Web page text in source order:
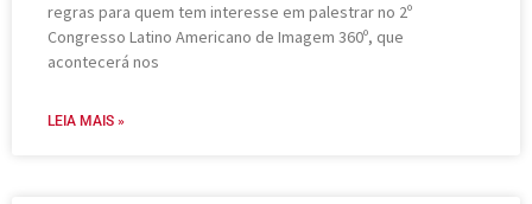
regras para quem tem interesse em palestrar no 2º
Congresso Latino Americano de Imagem 360º, que
acontecerá nos
LEIA MAIS »